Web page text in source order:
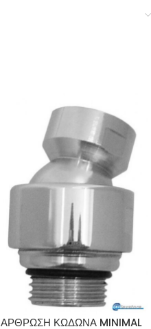
ΑΡΘΡΩΣΗ ΚΩΔΩΝΑ MINIMAL